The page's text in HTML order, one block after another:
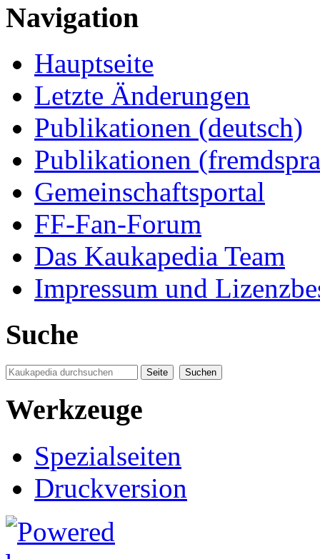
Navigation
Hauptseite
Letzte Änderungen
Publikationen (deutsch)
Publikationen
Gemeinschaftsportal
FF-Fan-Forum
Das Kaukapedia Team
Impressum und
Suche
Werkzeuge
Spezialseiten
Druckversion